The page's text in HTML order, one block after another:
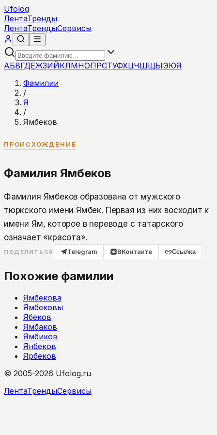
Ufolog
ЛентаТренды
ЛентаТрендыСервисы
АБВГДЕЖЗИЙКЛМНОПРСТУФХЦЧШЩЫЭЮЯ
Фамилии
/
Я
/
Ямбеков
ПРОИСХОЖДЕНИЕ
Фамилия Ямбеков
Фамилия Ямбеков образована от мужского
тюркского имени Ямбек. Первая из них восходит к
имени Ям, которое в переводе с татарского
означает «красота».
ПОДЕЛИТЬСЯ Telegram ВКонтакте Ссылка
Похожие фамилии
Ямбекова
Ямбековы
Ябеков
Ямбаков
Ямбиков
Янбеков
Ярбеков
© 2005-2026 Ufolog.ru
ЛентаТрендыСервисы